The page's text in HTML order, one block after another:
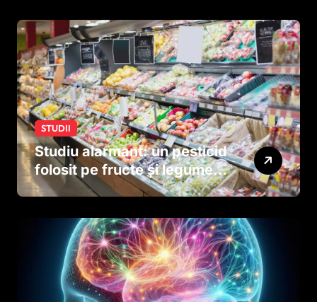
STUDII
Studiu alarmant: un pesticid
folosit pe fructe și legume
ar putea afecta dezvoltarea
dinainte de naștere